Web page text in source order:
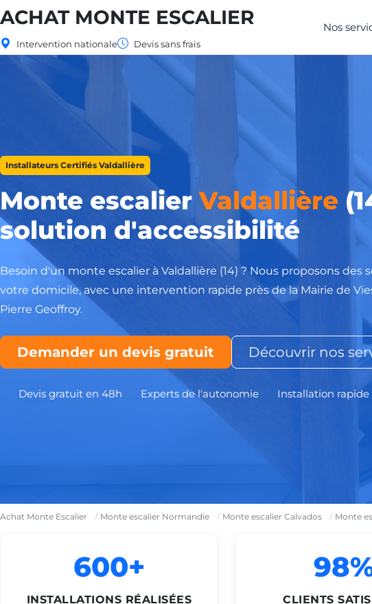
ACHAT MONTE ESCALIER
Intervention nationale Devis sans frais
Nos
Installateurs Certifiés Valdallière
Monte escalierValdallière
solution d'accessibilité
Besoin d'un monte escalier à Valdallière (14) ? Nous proposons des
votre domicile, avec une intervention rapide près de la Mairie de
Pierre Geoffroy.
Demander un devis gratuit Découvrir nos
Devis gratuit en 48h Experts de l'autonomie Installation rapide
Achat Monte Escalier Monte escalier Normandie Monte escalier Calvados Monte
600+
INSTALLATIONS RÉALISÉES CLIENTS